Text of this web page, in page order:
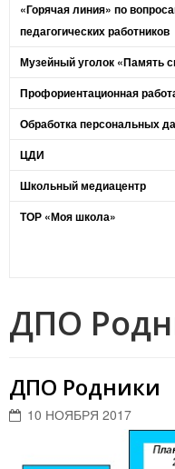
«Горячая линия» по
педагогических работников
Музейный уголок «Память
Профориентационная
Обработка персональных
ЦДИ
Школьный медиацентр
ТОР «Моя школа»
ДПО
ДПО Родники
10 НОЯБРЯ 2017